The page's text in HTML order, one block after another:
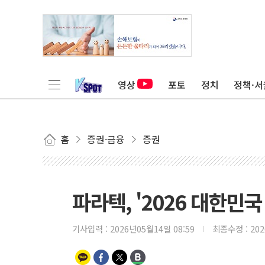
영상 포토 정치 정책·
홈 증권·금융 증권
파라텍, '2026 대한민
기사입력 : 2026년05월14일 08:59 최종수정 :